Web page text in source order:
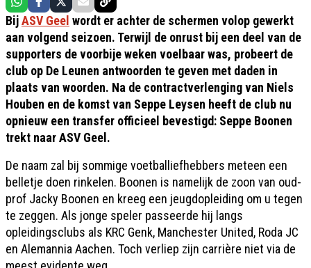
BijASV Geel wordt er achter de schermen volop gewerkt
aan volgend seizoen. Terwijl de onrust bij een deel van de
supporters de voorbije weken voelbaar was, probeert de
club op De Leunen antwoorden te geven met daden in
plaats van woorden. Na de contractverlenging van Niels
Houben en de komst van Seppe Leysen heeft de club nu
opnieuw een transfer officieel bevestigd: Seppe Boonen
trekt naar ASV Geel.
De naam zal bij sommige voetballiefhebbers meteen een
belletje doen rinkelen. Boonen is namelijk de zoon van oud-
prof Jacky Boonen en kreeg een jeugdopleiding om u tegen
te zeggen. Als jonge speler passeerde hij langs
opleidingsclubs als KRC Genk, Manchester United, Roda JC
en Alemannia Aachen. Toch verliep zijn carrière niet via de